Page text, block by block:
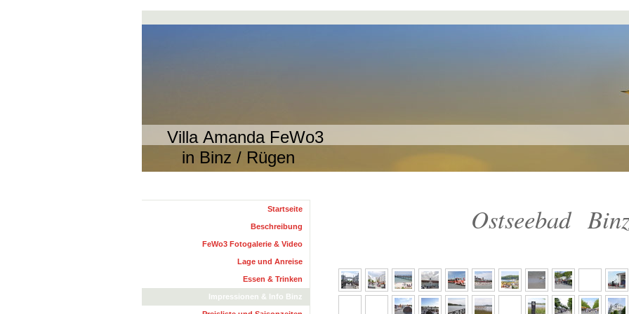
Villa Amanda FeWo3
in Binz / Rügen
Ostseebad
Startseite
Beschreibung
FeWo3 Fotogalerie & Video
Lage und Anreise
Essen & Trinken
Impressionen & Info Binz